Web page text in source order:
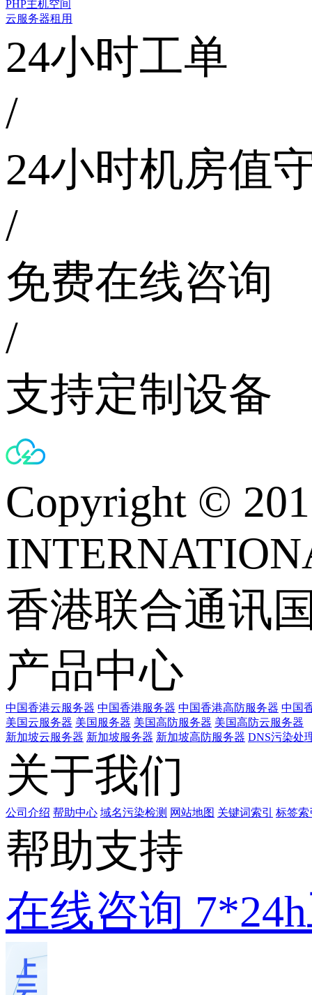
PHP主机空间
云服务器租用
24小时工单
/
24小时机房值
/
免费在线咨询
/
支持定制设备
Copyright ©
香港联合通讯
产品中心
中国香港云服务器 中国香港服务器 中国香港高防服务器 中国
美国云服务器 美国服务器 美国高防服务器 美国高防云服务器
新加坡云服务器 新加坡服务器 新加坡高防服务器 DNS污染处
关于我们
公司介绍 帮助中心 域名污染检测 网站地图 关键词索引 标签索
帮助支持
在线咨询